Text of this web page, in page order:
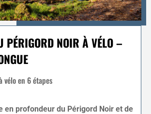
PÉRIGORD NOIR À VÉLO –
vélo en 6 étapes
en profondeur du Périgord Noir et de